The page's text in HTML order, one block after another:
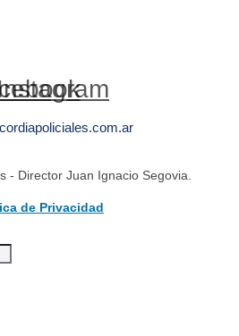
- Director Juan Ignacio Segovia.
de Privacidad